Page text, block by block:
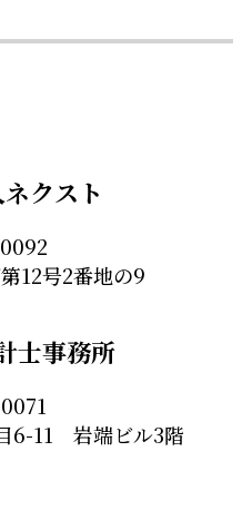
クスト
12号2番地の9
士事務所
6-11 岩端ビル3階